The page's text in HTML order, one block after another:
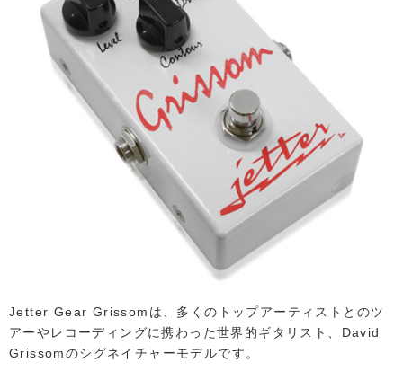
Jetter Gear Grissomは、多くのトップアーティストとのツ
アーやレコーディングに携わった世界的ギタリスト、David
Grissomのシグネイチャーモデルです。